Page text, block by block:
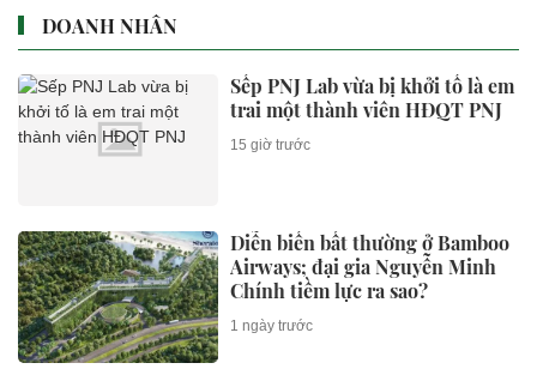
Galaxy Vietnam 2026
2 giờ trước
VneID
2 giờ trước